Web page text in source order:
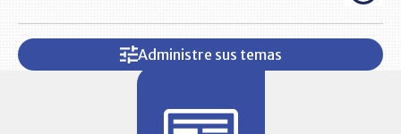
Administre sus temas